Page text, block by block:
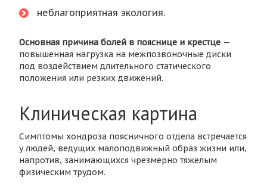
неблагоприятная экология.
Основная причина болей в пояснице и крестце —
повышенная нагрузка на межпозвоночные диски
под воздействием длительного статического
положения или резких движений.
Клиническая картина
Симптомы хондроза поясничного отдела встречается
у людей, ведущих малоподвижный образ жизни или,
напротив, занимающихся чрезмерно тяжелым
физическим трудом.